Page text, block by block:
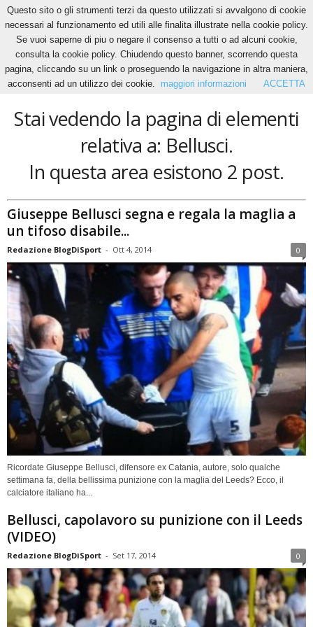
Home Tags Bellusci
Bellusci
Stai vedendo la pagina di elementi
relativa a: Bellusci.
In questa area esistono 2 post.
Giuseppe Bellusci segna e regala la maglia a
un tifoso disabile...
Redazione BlogDiSport - Ott 4, 2014 0
Ricordate Giuseppe Bellusci, difensore ex Catania, autore, solo qualche
settimana fa, della bellissima punizione con la maglia del Leeds? Ecco, il
calciatore italiano ha...
Bellusci, capolavoro su punizione con il Leeds
(VIDEO)
Redazione BlogDiSport - Set 17, 2014 0
Questo sito o gli strumenti terzi da questo utilizzati si avvalgono di cookie
necessari al funzionamento ed utili alle finalita illustrate nella cookie policy.
Se vuoi saperne di piu o negare il consenso a tutti o ad alcuni cookie,
consulta la cookie policy. Chiudendo questo banner, scorrendo questa
pagina, cliccando su un link o proseguendo la navigazione in altra maniera,
acconsenti ad un utilizzo dei cookie.
maggiori informazioni ACCETTA